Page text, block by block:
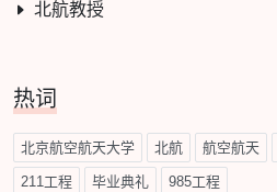
北航教授
热词
北京航空航天大学 北航 航空航天
211工程 毕业典礼 985工程